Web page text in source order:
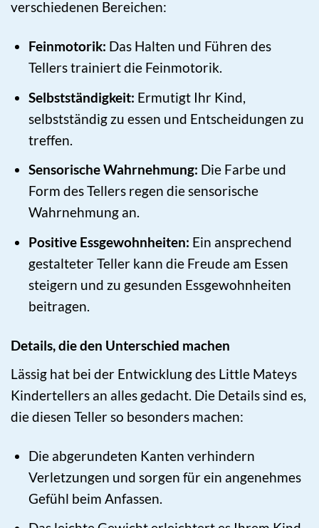
verschiedenen Bereichen:
Feinmotorik: Das Halten und Führen des
Tellers trainiert die Feinmotorik.
Selbstständigkeit: Ermutigt Ihr Kind,
selbstständig zu essen und Entscheidungen zu
treffen.
Sensorische Wahrnehmung: Die Farbe und
Form des Tellers regen die sensorische
Wahrnehmung an.
Positive Essgewohnheiten: Ein ansprechend
gestalteter Teller kann die Freude am Essen
steigern und zu gesunden Essgewohnheiten
beitragen.
Details, die den Unterschied machen
Lässig hat bei der Entwicklung des Little Mateys
Kindertellers an alles gedacht. Die Details sind es,
die diesen Teller so besonders machen:
Die abgerundeten Kanten verhindern
Verletzungen und sorgen für ein angenehmes
Gefühl beim Anfassen.